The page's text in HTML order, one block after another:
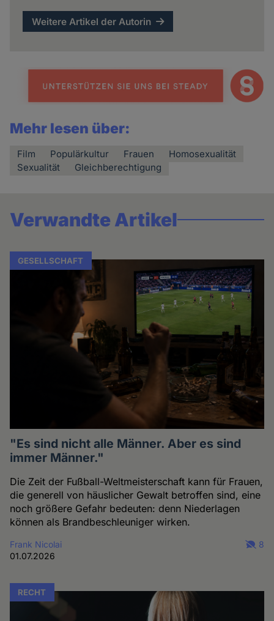
Weitere Artikel der Autorin
Mehr lesen über:
Film Populärkultur Frauen
Homosexualität
Sexualität
Gleichberechtigung
Verwandte Artikel
GESELLSCHAFT
"Es sind nicht alle Männer. Aber es sind
immer Männer."
Die Zeit der Fußball-Weltmeisterschaft kann für Frauen,
die generell von häuslicher Gewalt betroffen sind, eine
noch größere Gefahr bedeuten: denn Niederlagen
können als Brandbeschleuniger wirken.
Frank Nicolai
01.07.2026
8
RECHT